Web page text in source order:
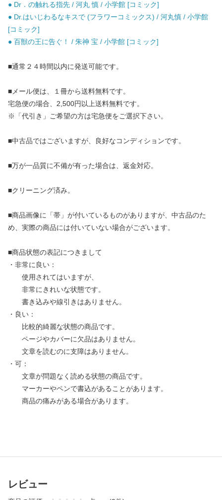
● Dr．の触れる指先 / 河丸 慎 / 小学館 [コミック]
● Dr.はいじわるなキスで (フラワーコミックス) / 河丸慎 / 小学館
[コミック]
● 百獣の王に告ぐ！ / 朱神 宝 / 小学館 [コミック]
■通常２４時間以内に発送可能です。
■メール便は、１冊から送料無料です。
宅急便の場合、2,500円以上送料無料です。
※「代引き」ご希望の方は宅急便をご選択下さい。
■中古品ではございますが、良好なコンディションです。
■万が一品質に不備が有った場合は、返金対応。
■クリーニング済み。
■商品画像に「帯」が付いているものがありますが、中古品のた
め、実際の商品には付いていない場合がございます。
■商品状態の表記につきまして
・非常に良い：
使用されてはいますが、
非常にきれいな状態です。
書き込みや線引きはありません。
・良い：
比較的綺麗な状態の商品です。
ページやカバーに欠品はありません。
文章を読むのに支障はありません。
・可：
文章が問題なく読める状態の商品です。
マーカーやペンで書込があることがあります。
商品の痛みがある場合があります。
レビュー